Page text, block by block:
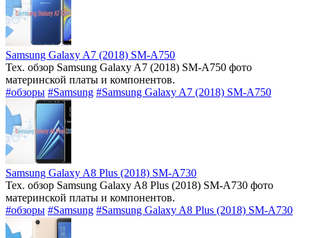
Samsung Galaxy A7 (2018) SM-A750
Тех. обзор Samsung Galaxy A7 (2018) SM-A750 фото
материнской платы и компонентов.
#обзоры #Samsung #Samsung Galaxy A7 (2018) SM-A750
Samsung Galaxy A8 Plus (2018) SM-A730
Тех. обзор Samsung Galaxy A8 Plus (2018) SM-A730 фото
материнской платы и компонентов.
#обзоры #Samsung #Samsung Galaxy A8 Plus (2018) SM-A730